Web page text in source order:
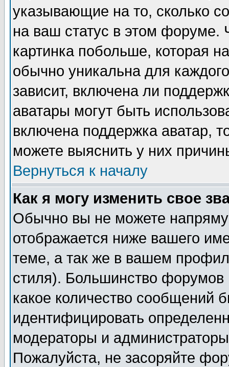
указывающие на то, сколько
на ваш статус в этом форуме.
картинка побольше, которая
обычно уникальна для
зависит, включена ли
аватары могут быть
включена поддержка аватар,
можете выяснить у них
Вернуться к началу
Как я могу изменить свое
Обычно вы не можете
отображается ниже вашего
теме, а так же в вашем
стиля). Большинство форумов
какое количество сообщений
идентифицировать
модераторы и
Пожалуйста, не засоряйте